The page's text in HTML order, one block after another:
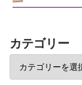
カテゴリー